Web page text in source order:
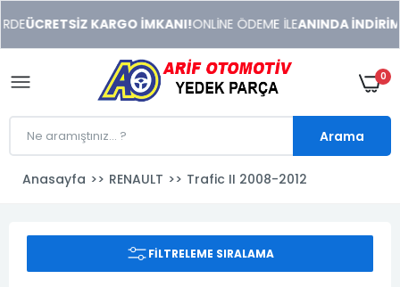
xonusu
veren
sitolar
ÜCRETSİZ KARGO İMKANI!ONLİNE ÖDEME İLEANINDA İNDİRİM !
0
Arama
Anasayfa RENAULT Trafic II 2008-2012
FILTRELEME SIRALAMA